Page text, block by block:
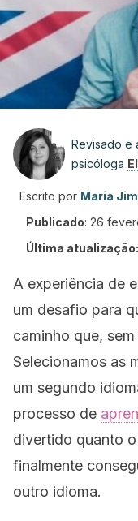
Revisado e
psicóloga
Escrito por Maria
Publicado: 26
Última atualização:
A experiência de
um desafio para
caminho que,
Selecionamos as
um segundo
processo de
divertido quanto
finalmente
outro idioma.